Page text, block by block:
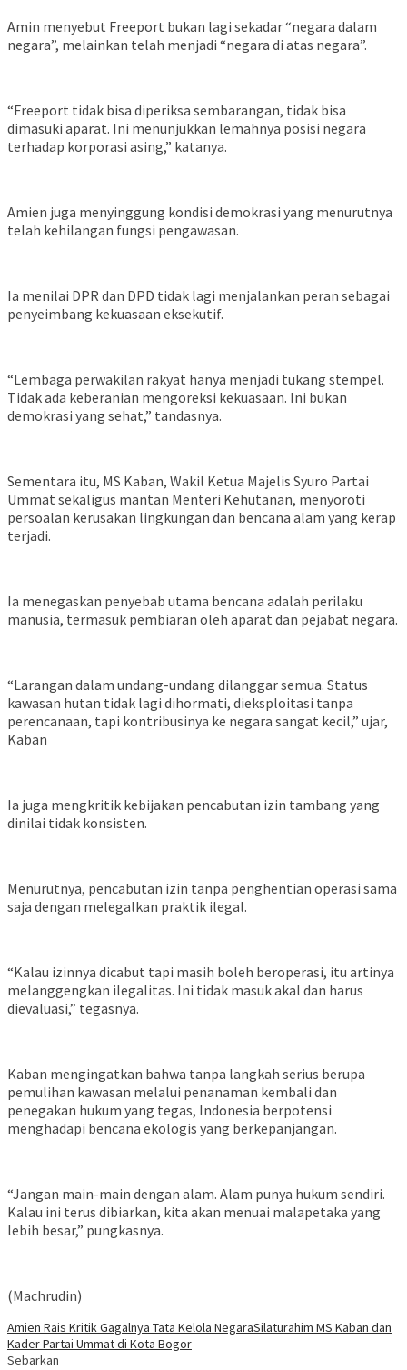
Amin menyebut Freeport bukan lagi sekadar “negara dalam
negara”, melainkan telah menjadi “negara di atas negara”.
“Freeport tidak bisa diperiksa sembarangan, tidak bisa
dimasuki aparat. Ini menunjukkan lemahnya posisi negara
terhadap korporasi asing,” katanya.
Amien juga menyinggung kondisi demokrasi yang menurutnya
telah kehilangan fungsi pengawasan.
Ia menilai DPR dan DPD tidak lagi menjalankan peran sebagai
penyeimbang kekuasaan eksekutif.
“Lembaga perwakilan rakyat hanya menjadi tukang stempel.
Tidak ada keberanian mengoreksi kekuasaan. Ini bukan
demokrasi yang sehat,” tandasnya.
Sementara itu, MS Kaban, Wakil Ketua Majelis Syuro Partai
Ummat sekaligus mantan Menteri Kehutanan, menyoroti
persoalan kerusakan lingkungan dan bencana alam yang kerap
terjadi.
Ia menegaskan penyebab utama bencana adalah perilaku
manusia, termasuk pembiaran oleh aparat dan pejabat negara.
“Larangan dalam undang-undang dilanggar semua. Status
kawasan hutan tidak lagi dihormati, dieksploitasi tanpa
perencanaan, tapi kontribusinya ke negara sangat kecil,” ujar,
Kaban
Ia juga mengkritik kebijakan pencabutan izin tambang yang
dinilai tidak konsisten.
Menurutnya, pencabutan izin tanpa penghentian operasi sama
saja dengan melegalkan praktik ilegal.
“Kalau izinnya dicabut tapi masih boleh beroperasi, itu artinya
melanggengkan ilegalitas. Ini tidak masuk akal dan harus
dievaluasi,” tegasnya.
Kaban mengingatkan bahwa tanpa langkah serius berupa
pemulihan kawasan melalui penanaman kembali dan
penegakan hukum yang tegas, Indonesia berpotensi
menghadapi bencana ekologis yang berkepanjangan.
“Jangan main-main dengan alam. Alam punya hukum sendiri.
Kalau ini terus dibiarkan, kita akan menuai malapetaka yang
lebih besar,” pungkasnya.
(Machrudin)
Amien Rais Kritik Gagalnya Tata Kelola NegaraSilaturahim MS Kaban dan
Kader Partai Ummat di Kota Bogor
Sebarkan